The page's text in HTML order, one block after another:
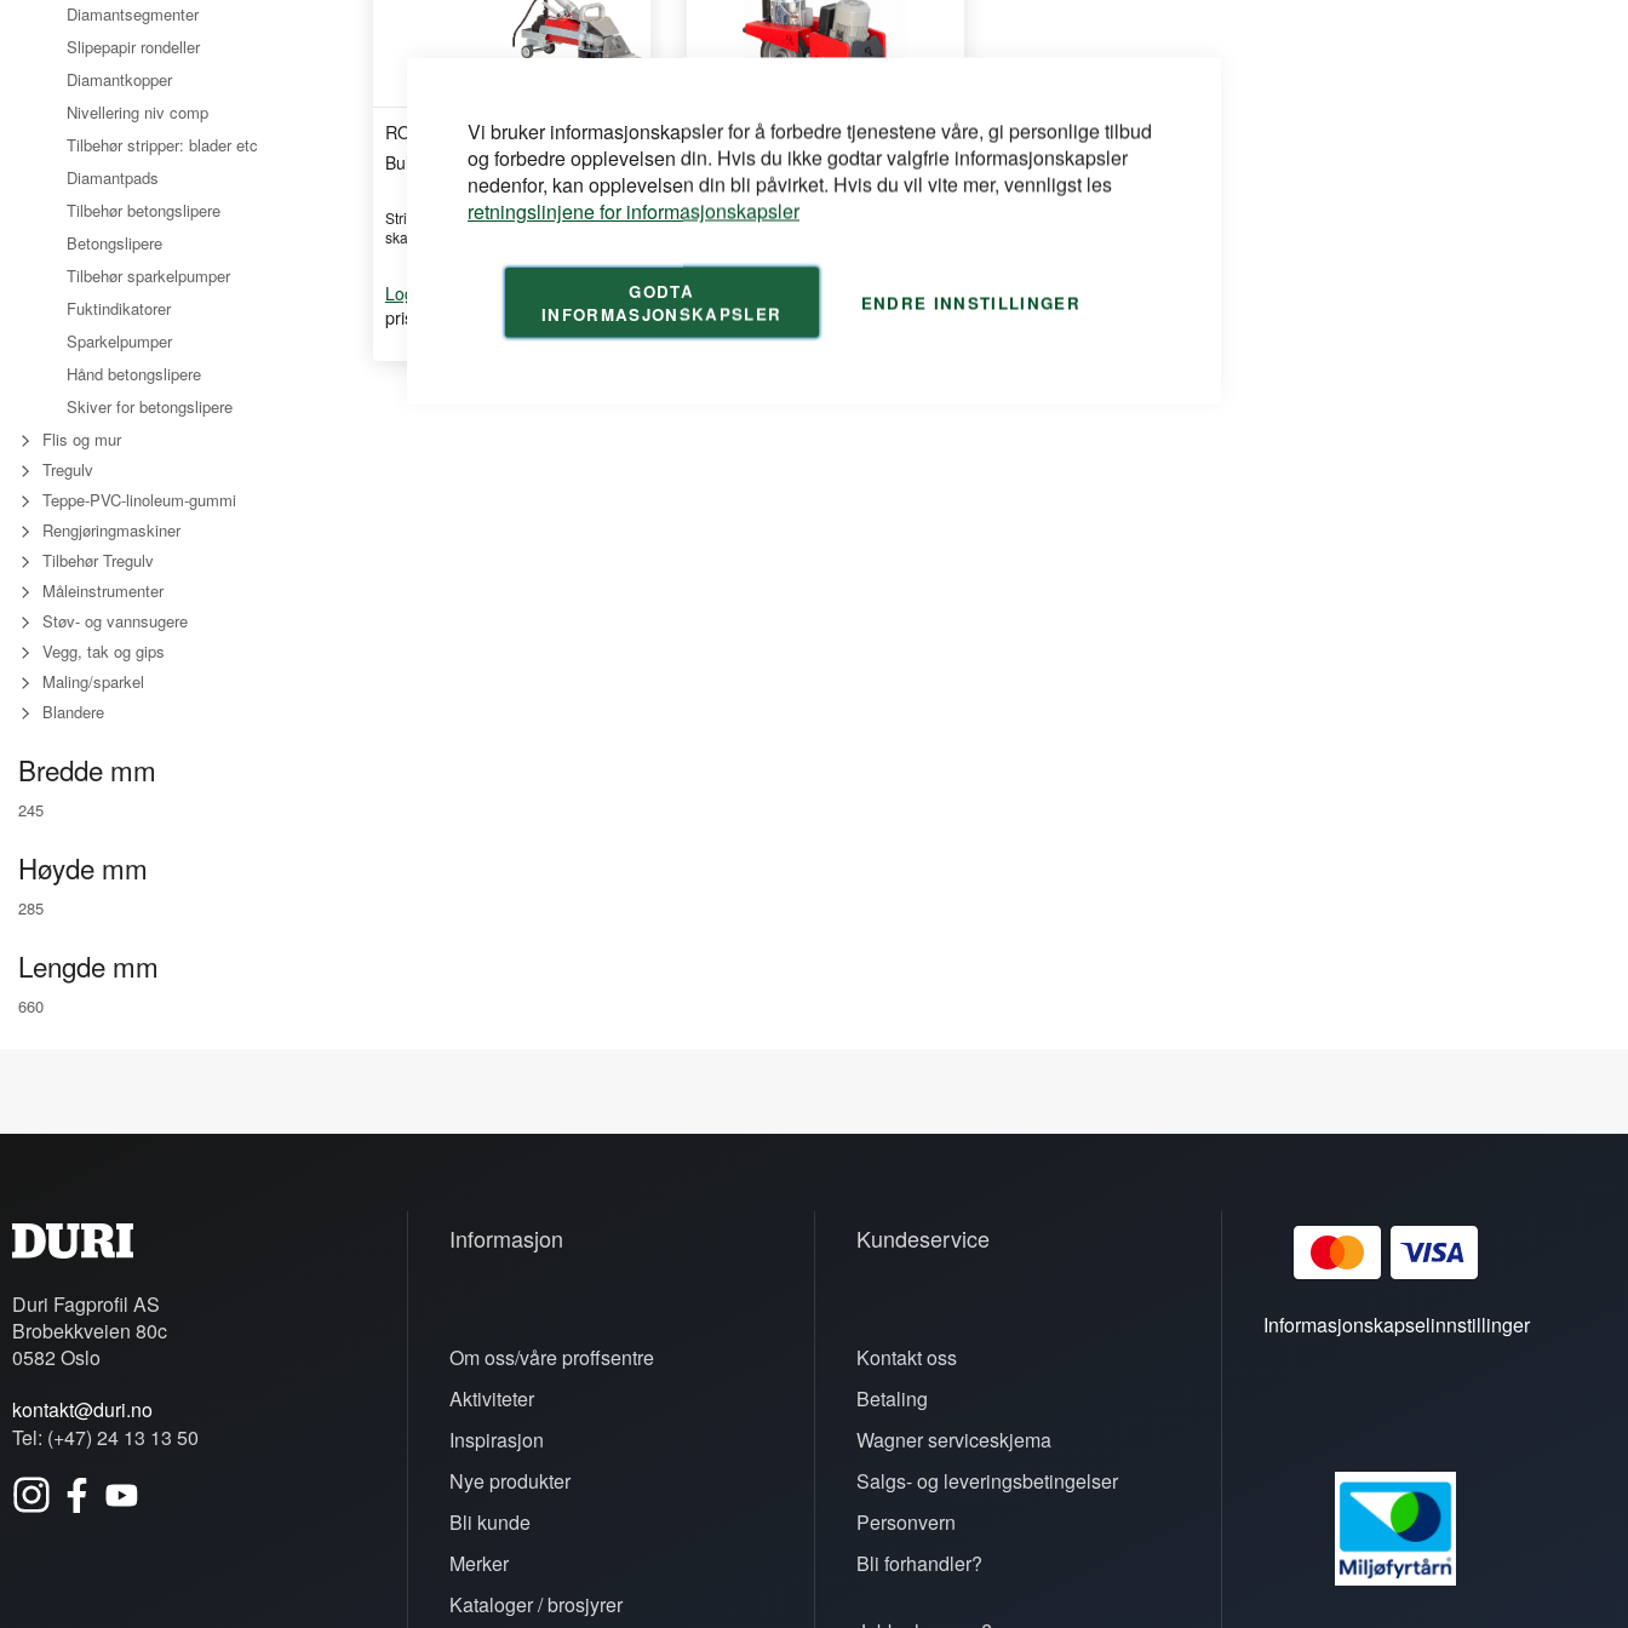
Vi bruker informasjonskapsler for å forbedre tjenestene våre, gi personlige tilbud
og forbedre opplevelsen din. Hvis du ikke godtar valgfrie informasjonskapsler
nedenfor, kan opplevelsen din bli påvirket. Hvis du vil vite mer, vennligst les
retningslinjene for informasjonskapsler
GODTA
INFORMASJONSKAPSLER
ENDRE INNSTILLINGER
ROLL
Bullystripper roll m/ t-skaft
Strippemaskin med kombi
skaft/håndholdt bruk
Logg inn
pris
ROLL
Stripper RO-5 selvgående 95kg
Kompakt strippemaskin for
pris
Diamantsegmenter
Slipepapir rondeller
Diamantkopper
Nivellering niv comp
Tilbehør stripper: blader etc
Diamantpads
Tilbehør betongslipere
Betongslipere
Tilbehør sparkelpumper
Fuktindikatorer
Sparkelpumper
Hånd betongslipere
Skiver for betongslipere
Flis og mur
Tregulv
Teppe-PVC-linoleum-gummi
Rengjøringmaskiner
Tilbehør Tregulv
Måleinstrumenter
Støv- og vannsugere
Vegg, tak og gips
Maling/sparkel
Blandere
Bredde mm
245
Høyde mm
285
Lengde mm
660
Duri Fagprofil AS
Brobekkveien 80c
0582 Oslo
kontakt@duri.no
Tel: (+47) 24 13 13 50
Informasjon
Om oss/våre proffsentre
Aktiviteter
Inspirasjon
Nye produkter
Bli kunde
Merker
Kataloger / brosjyrer
Kundeservice
Kontakt oss
Betaling
Wagner serviceskjema
Salgs- og leveringsbetingelser
Personvern
Bli forhandler?
Informasjonskapselinnstillinger